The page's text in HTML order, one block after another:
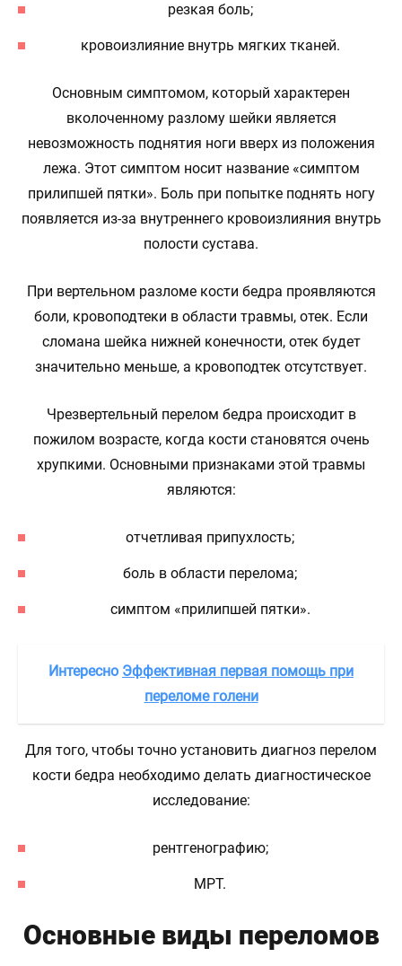
резкая боль;
кровоизлияние внутрь мягких тканей.
Основным симптомом, который характерен
вколоченному разлому шейки является
невозможность поднятия ноги вверх из положения
лежа. Этот симптом носит название «симптом
прилипшей пятки». Боль при попытке поднять ногу
появляется из-за внутреннего кровоизлияния внутрь
полости сустава.
При вертельном разломе кости бедра проявляются
боли, кровоподтеки в области травмы, отек. Если
сломана шейка нижней конечности, отек будет
значительно меньше, а кровоподтек отсутствует.
Чрезвертельный перелом бедра происходит в
пожилом возрасте, когда кости становятся очень
хрупкими. Основными признаками этой травмы
являются:
отчетливая припухлость;
боль в области перелома;
симптом «прилипшей пятки».
Интересно Эффективная первая помощь при
переломе голени
Для того, чтобы точно установить диагноз перелом
кости бедра необходимо делать диагностическое
исследование:
рентгенографию;
МРТ.
Основные виды переломов